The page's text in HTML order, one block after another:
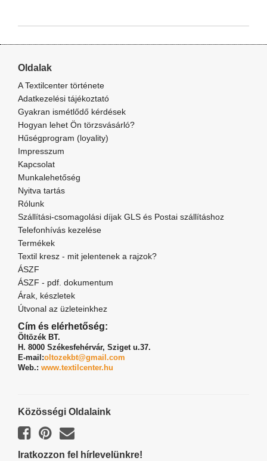
Oldalak
A Textilcenter története
Adatkezelési tájékoztató
Gyakran ismétlődő kérdések
Hogyan lehet Ön törzsvásárló?
Hűségprogram (loyality)
Impresszum
Kapcsolat
Munkalehetőség
Nyitva tartás
Rólunk
Szállítási-csomagolási díjak GLS és Postai szállításhoz
Telefonhívás kezelése
Termékek
Textil kresz - mit jelentenek a rajzok?
ÁSZF
ÁSZF - pdf. dokumentum
Árak, készletek
Útvonal az üzleteinkhez
Cím és elérhetőség:
Öltözék BT.
H. 8000 Székesfehérvár, Sziget u.37.
E-mail:oltozekbt@gmail.com
Web.: www.textilcenter.hu
Közösségi Oldalaink
Iratkozzon fel hírlevelünkre!